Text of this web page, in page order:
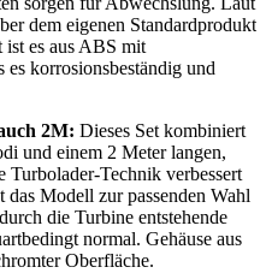
dem eigenen Standardprodukt
ist es aus ABS mit
korrosionsbeständig und
2M: Dieses Set kombiniert
und einem 2 Meter langen,
Turbolader-Technik verbessert
das Modell zur passenden Wahl
die Turbine entstehende
normal. Gehäuse aus
Oberfläche.